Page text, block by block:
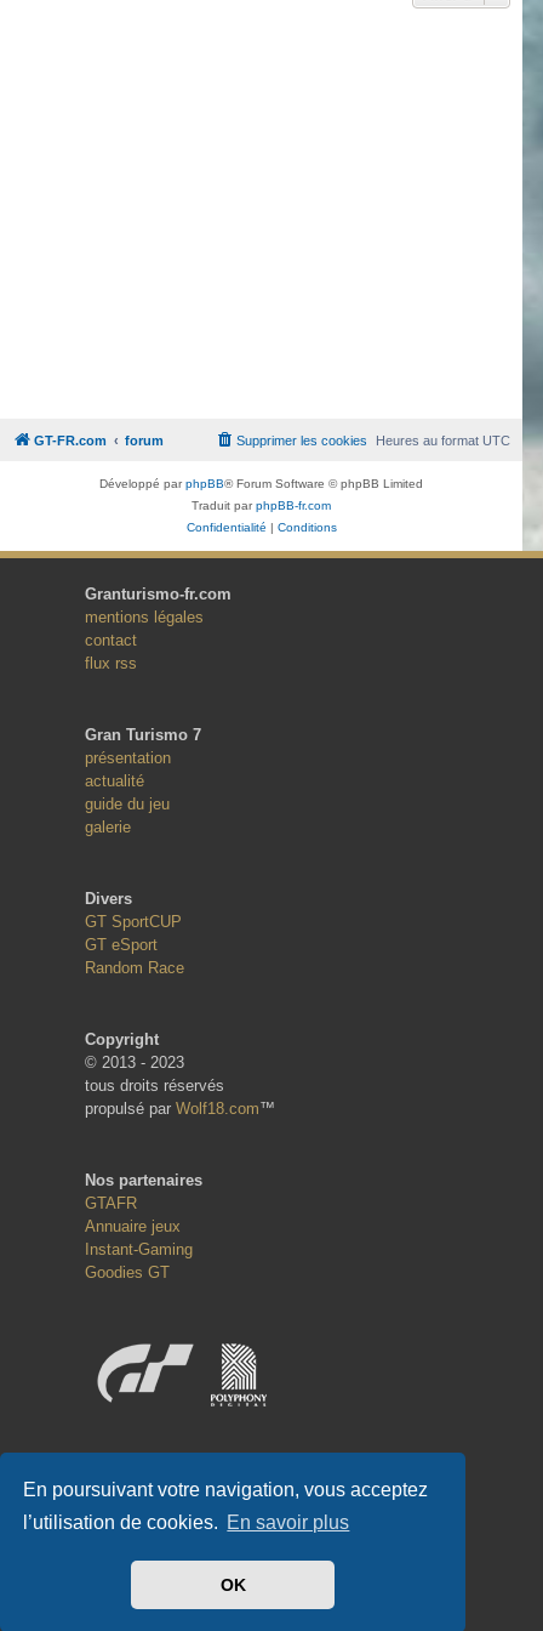
En poursuivant votre navigation, vous acceptez
l’utilisation de cookies. En savoir plus
OK
GT-FR.com forum Heures au formatUTC
Supprimer les cookies
Développé parphpBB® Forum Software © phpBB Limited
Traduit parphpBB-fr.com
Confidentialité | Conditions
Granturismo-fr.com
mentions légales
contact
flux rss
Gran Turismo 7
présentation
actualité
guide du jeu
galerie
Divers
GT SportCUP
GT eSport
Random Race
Copyright
© 2013 - 2023
tous droits réservés
propulsé par Wolf18.com™
Nos partenaires
GTAFR
Annuaire jeux
Instant-Gaming
Goodies GT
#GTFR